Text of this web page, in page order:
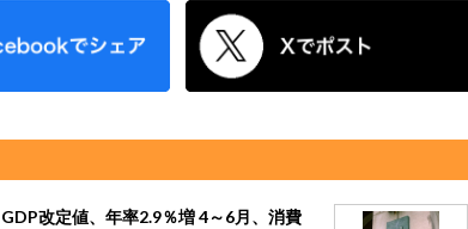
GDP改定値、年率2.9％増 4～6月、消費